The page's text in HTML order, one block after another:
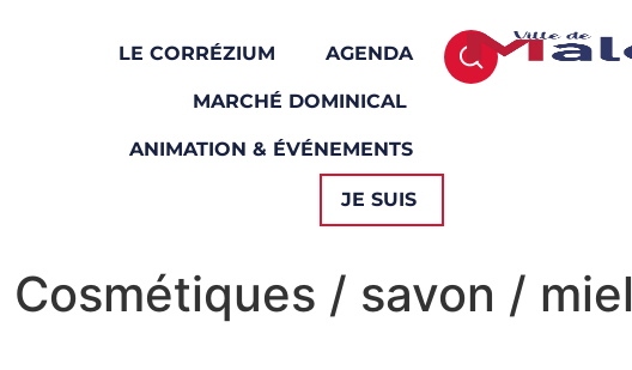
LE CORRÉZIUM AGENDA
MARCHÉ DOMINICAL
ANIMATION & ÉVÉNEMENTS
JE SUIS
Cosmétiques / savon / miel